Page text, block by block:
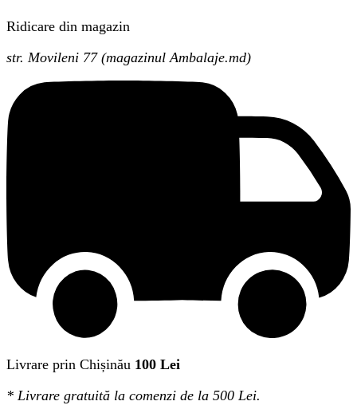
Ridicare din magazin
str. Movileni 77 (magazinul Ambalaje.md)
Livrare prin Chișinău 100 Lei
* Livrare gratuită la comenzi de la 500 Lei.